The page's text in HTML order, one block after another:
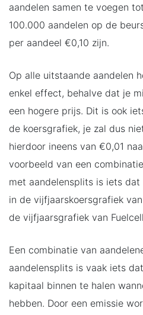
aandelen samen te voegen
100.000 aandelen op de
per aandeel €0,10 zijn.
Op alle uitstaande aandelen
enkel effect, behalve dat je
een hogere prijs. Dit is ook
de koersgrafiek, je zal dus
hierdoor ineens van €0,01
voorbeeld van een
met aandelensplits is iets
in de vijfjaarskoersgrafiek
de vijfjaarsgrafiek van
Een combinatie van
aandelensplits is vaak iets
kapitaal binnen te halen
hebben. Door een emissie